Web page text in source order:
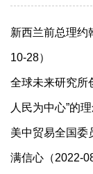
新西兰前总理约
10-28）
全球未来研究所
人民为中心”的
美中贸易全国委
满信心（2022-